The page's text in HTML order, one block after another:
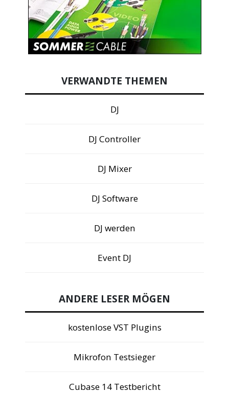
VERWANDTE THEMEN
DJ
DJ Controller
DJ Mixer
DJ Software
DJ werden
Event DJ
ANDERE LESER MÖGEN
kostenlose VST Plugins
Mikrofon Testsieger
Cubase 14 Testbericht